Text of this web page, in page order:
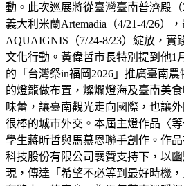
動。此次巡展將從臺灣臺南普濟殿
義大利米蘭Artemadia（4/21-4/26）
AQUAIGNIS（7/24-8/23）綻放，實
文化行動。黃偉哲市長特別提到他1
的「台灣祭in福岡2026」推廣臺南
的燈籠做布置，燦爛燈海及臺南美
味蕾，讓臺南觀光走向國際，也讓
很棒的城市外交。本屆主燈作品〈
學生蔣昕哲與馬慕恩聯手創作。作
科技股份有限公司襄贊支持下，以
現，傳達「希望不必等到最好時機